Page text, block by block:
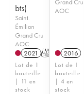
bts)
Saint-
Émilion
Grand Cru
AOC
2021 T
Lot de 1
bouteille
| 11 en
stock
Grand Cru
AOC
2016
Lot de 1
bouteille
| 4 en
stock